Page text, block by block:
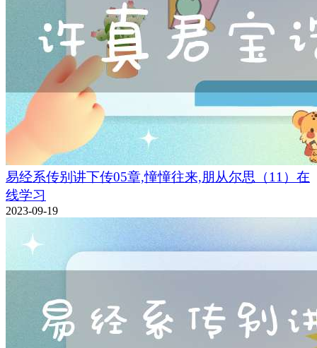
易经系传别讲下传05章,憧憧往来,朋从尔思（11）在
线学习
2023-09-19